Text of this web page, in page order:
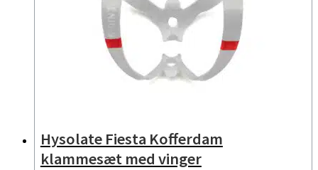
Hysolate Fiesta Kofferdam
klammesæt med vinger